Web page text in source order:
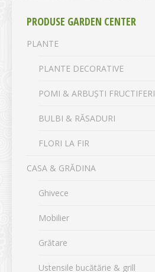
PRODUSE GARDEN CENTER
PLANTE
PLANTE DECORATIVE
POMI & ARBUȘTI FRUCTIFERI
BULBI & RĂSADURI
FLORI LA FIR
CASA & GRĂDINA
Ghivece
Mobilier
Grătare
Ustensile bucătărie & grill